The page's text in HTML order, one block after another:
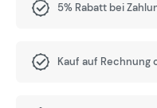
5% Rabatt bei
Kauf auf Rechnung